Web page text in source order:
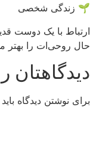
🌱 زندگی شخصی
ارتباط با یک دوست
حال روحی‌ات را بهتر
دیدگاهتان
برای نوشتن دیدگاه باید